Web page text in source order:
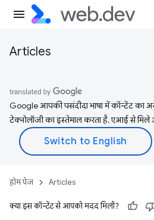
Articles
Google आपकी पसंदीदा भाषा में कॉन्टेंट का
टेक्नोलॉजी का इस्तेमाल करता है. एआई से मिले
होम पेज Articles
क्या इस कॉन्टेंट से आपको मदद मिली?